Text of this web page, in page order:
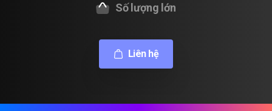
Số lượng lớn
Liên hệ